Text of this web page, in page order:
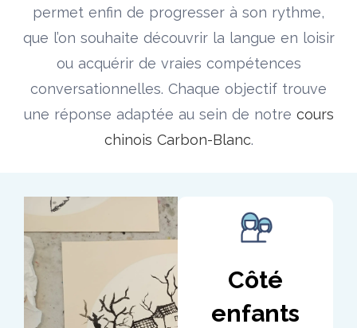
permet enfin de progresser à son rythme,
que l’on souhaite découvrir la langue en loisir
ou acquérir de vraies compétences
conversationnelles. Chaque objectif trouve
une réponse adaptée au sein de notre cours
chinois Carbon-Blanc.
Côté
enfants